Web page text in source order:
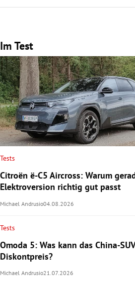
Im Test
Tests
Citroën ë-C5 Aircross: Warum
Elektroversion richtig gut passt
Michael Andrusio04.08.2026
Tests
Omoda 5: Was kann das China-
Diskontpreis?
Michael Andrusio21.07.2026